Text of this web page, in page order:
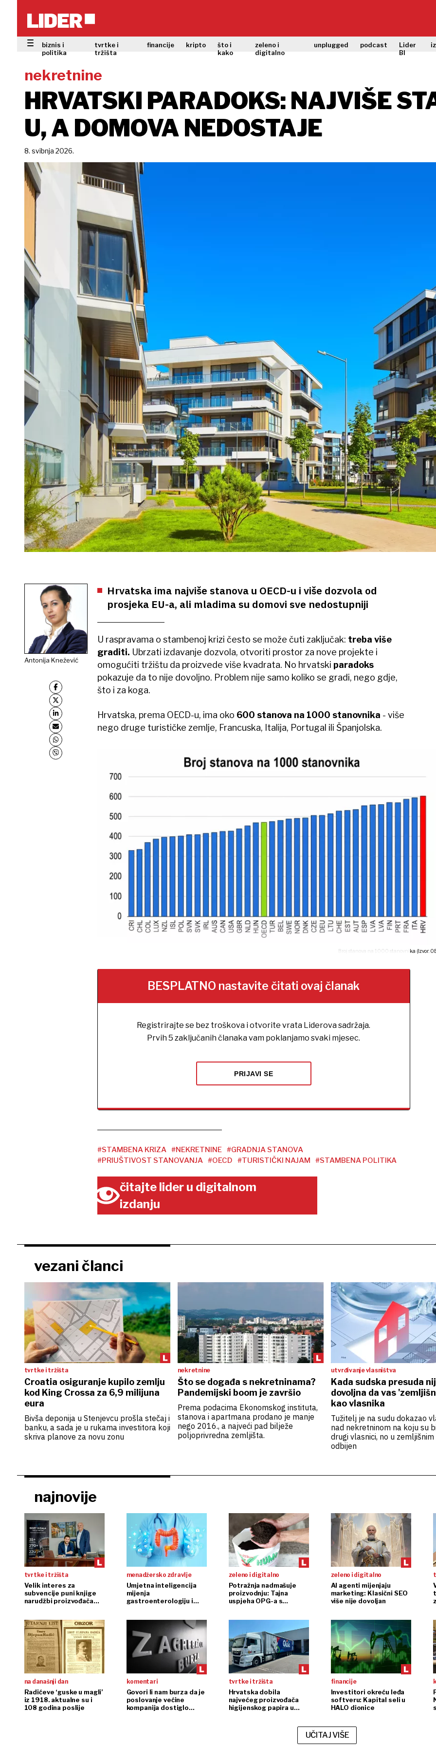
biznis i
politika
tvrtke i
tržišta
financije kripto
što i
kako
zeleno i
digitalno
unplugged podcast
Lider
BI
nekretnine
HRVATSKI PARADOKS: NAJVIŠE
U, A DOMOVA NEDOSTAJE
8. svibnja 2026.
Antonija Knežević
Hrvatska ima najviše stanova u OECD-u i više dozvola od
prosjeka EU-a, ali mladima su domovi sve nedostupniji
U raspravama o stambenoj krizi često se može čuti zaključak: treba više
graditi. Ubrzati izdavanje dozvola, otvoriti prostor za nove projekte i
omogućiti tržištu da proizvede više kvadrata. No hrvatski paradoks
pokazuje da to nije dovoljno. Problem nije samo koliko se gradi, nego gdje,
što i za koga.
Hrvatska, prema OECD-u, ima oko 600 stanova na 1000 stanovnika - više
nego druge turističke zemlje, Francuska, Italija, Portugal ili Španjolska.
Broj stanova na 1000 stanovnika (Izvor:
BESPLATNO nastavite čitati ovaj članak
Registrirajte se bez troškova i otvorite vrata Liderova sadržaja.
Prvih 5 zaključanih članaka vam poklanjamo svaki mjesec.
PRIJAVI SE
#STAMBENA KRIZA #NEKRETNINE #GRADNJA STANOVA
#PRIUŠTIVOST STANOVANJA #OECD #TURISTIČKI NAJAM #STAMBENA POLITIKA
čitajte lider u digitalnom
izdanju
vezani članci
tvrtke i tržišta
Croatia osiguranje kupilo zemlju
kod King Crossa za 6,9 milijuna
eura
Bivša deponija u Stenjevcu prošla stečaj i
banku, a sada je u rukama investitora koji
skriva planove za novu zonu
nekretnine
Što se događa s nekretninama?
Pandemijski boom je završio
Prema podacima Ekonomskog instituta,
stanova i apartmana prodano je manje
nego 2016., a najveći pad bilježe
poljoprivredna zemljišta.
utvrđivanje vlasništva
Kada sudska presuda
dovoljna da vas
kao vlasnika
Tužitelj je na sudu dokazao
nad nekretninom na koju su
drugi vlasnici, no u
odbijen
najnovije
tvrtke i tržišta
Velik interes za
subvencije puni knjige
narudžbi proizvođača
menadžersko zdravlje
Umjetna inteligencija
mijenja
gastroenterologiju i
zeleno i digitalno
Potražnja nadmašuje
proizvodnju: Tajna
uspjeha OPG-a s
zeleno i digitalno
AI agenti mijenjaju
marketing: Klasični SEO
više nije dovoljan
na današnji dan
Radićeve ‘guske u magli’
iz 1918. aktualne su i
108 godina poslije
komentari
Govori li nam burza da je
poslovanje većine
kompanija dostiglo
tvrtke i tržišta
Hrvatska dobila
najvećeg proizvođača
higijenskog papira u
financije
Investitori okreću leđa
softveru: Kapital seli u
HALO dionice
UČITAJ VIŠE